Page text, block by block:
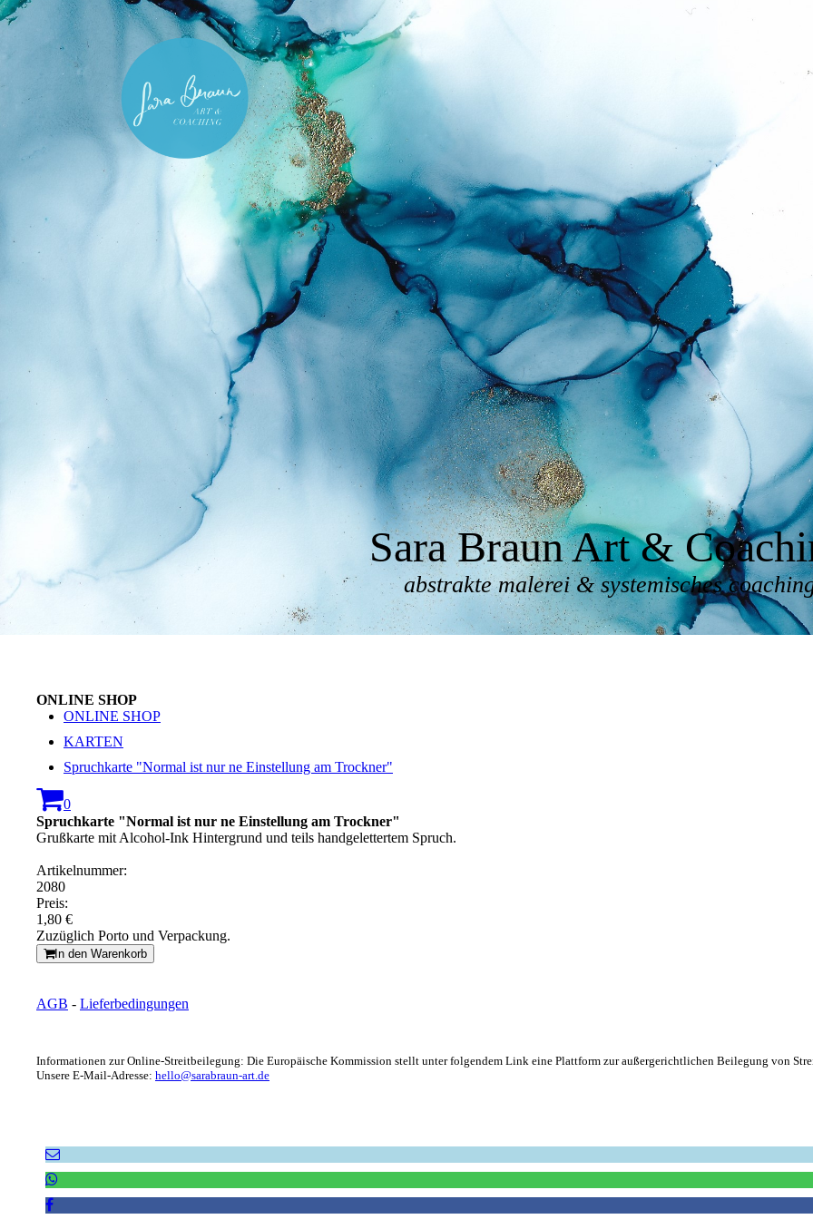
Sara Braun Art &
abstrakte malerei & systemisches
ONLINE SHOP
ONLINE SHOP
KARTEN
Spruchkarte "Normal ist nur ne Einstellung am Trockner"
0
Spruchkarte "Normal ist nur ne Einstellung am Trockner"
Grußkarte mit Alcohol-Ink Hintergrund und teils handgelettertem Spruch.
Artikelnummer:
2080
Preis:
1,80 €
Zuzüglich Porto und Verpackung.
In den Warenkorb
AGB - Lieferbedingungen
Informationen zur Online-Streitbeilegung: Die Europäische Kommission stellt unter folgendem Link eine Plattform zur außergerichtlichen Beilegung von
Unsere E-Mail-Adresse: hello@sarabraun-art.de